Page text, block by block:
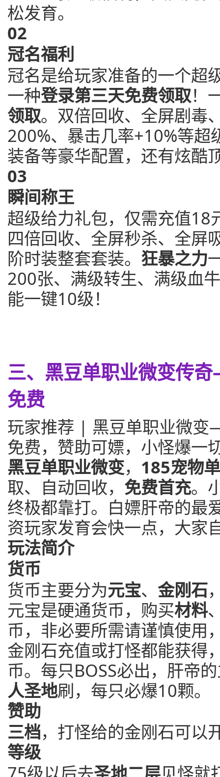
松发育。
02
冠名福利
冠名是给玩家准备的一个超
一种登录第三天免费领取！
领取。双倍回收、全屏剧毒
200%、暴击几率+10%等超
装备等豪华配置，还有炫酷
03
瞬间称王
超级给力礼包，仅需充值18
四倍回收、全屏秒杀、全屏
阶时装整套套装。 狂暴之力
200张、满级转生、满级血
能一键10级！
三、黑豆单职业微变传
免费
玩家推荐 | 黑豆单职业微
免费，赞助可嫖，小怪爆一
黑豆单职业微变， 185宠物
取、自动回收， 免费首充。
终极都靠打。白嫖肝帝的最
资玩家发育会快一点，大家
玩法简介
货币
货币主要分为元宝、 金刚石
元宝是硬通货币，购买材料
币，非必要所需请谨慎使用
金刚石充值或打怪都能获得
币。每只BOSS必出，肝帝
人圣地刷，每只必爆10颗。
赞助
三档，打怪给的金刚石可以
等级